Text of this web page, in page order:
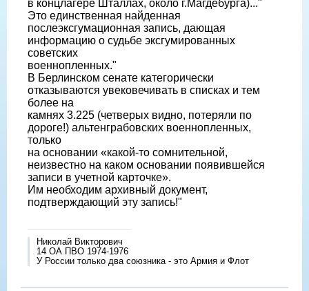
в концлагере Шталлах, около г.Магдебурга)..."
Это единственная найденная
послеэксгумационная запись, дающая
информацию о судьбе эксгумированных
советских
военнопленных."
В Берлинском сенате категорически
отказываются увековечивать в списках и тем
более на
камнях 3.225 (четверых видно, потеряли по
дороге!) альтенграбовских военнопленных,
только
на основании «какой-то сомнительной,
неизвестно на каком основании появившейся
записи в учетной карточке».
Им необходим архивный документ,
подтвеpждающий эту запись!"
Николай Викторович
14 ОА ПВО 1974-1976
У России только два союзника - это Армия и Флот